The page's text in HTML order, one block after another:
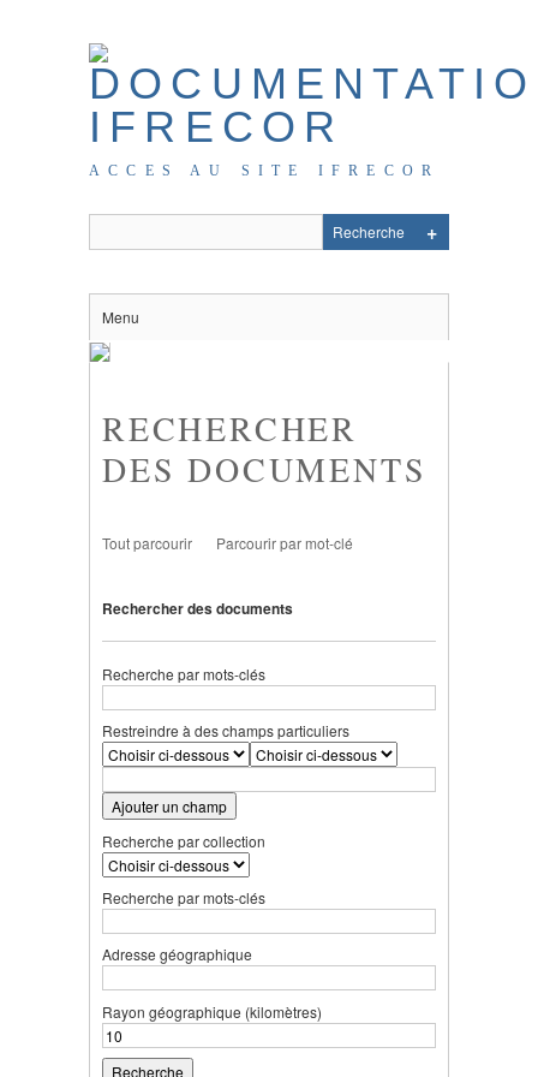
ACCES AU SITE IFRECOR
Menu
RECHERCHER
DES DOCUMENTS
Tout parcourir Parcourir par mot-clé
Rechercher des documents
Recherche par mots-clés
Restreindre à des champs particuliers
Ajouter un champ
Recherche par collection
Recherche par mots-clés
Adresse géographique
Rayon géographique (kilomètres)